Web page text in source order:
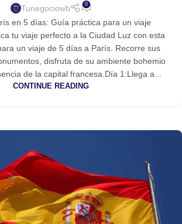
Tunegociowb 0
en 5 días: Guía práctica para un viaje
tu viaje perfecto a la Ciudad Luz con esta
un viaje de 5 días a París. Recorre sus
disfruta de su ambiente bohemio
de la capital francesa.Día 1:Llega a...
CONTINUE READING